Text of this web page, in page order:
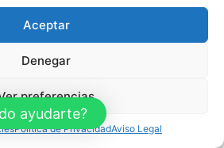
Aceptar
Denegar
preferencias
Política de PrivacidadAviso Legal
ayudarte?